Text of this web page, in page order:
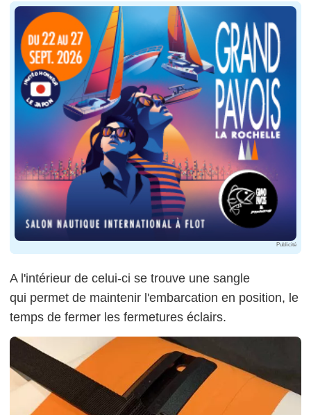
Publicité
A l'intérieur de celui-ci se trouve une sangle
qui permet de maintenir l'embarcation en position, le
temps de fermer les fermetures éclairs.